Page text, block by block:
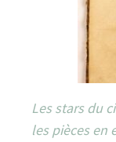
Les stars du
les pièces en